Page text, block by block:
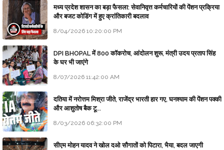
मध्य प्रदेश शासन का बड़ा फैसला: सेवानिवृत्त कर्मचारियों की पेंशन प्रक्रिया
और बजट कोडिंग में हुए क्रांतिकारी बदलाव
8/04/2026 10:20:00 PM
DPI BHOPAL में 800 कॉकरोच, आंदोलन शुरू, मंत्री उदय प्रताप सिंह
के घर भी जाएंगे
8/07/2026 11:42:00 AM
दतिया में नरोत्तम मिश्रा जीते, राजेंद्र भारती हार गए, घनश्याम की पेंशन पक्की
और आशुतोष बैक टू...
8/03/2026 06:32:00 PM
सीएम मोहन यादव ने खोल दओ सौगातों को पिटारा, भैया, बदल जाएगी